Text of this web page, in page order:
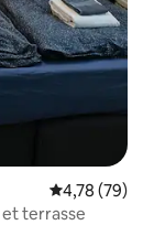
Évaluation
4,78 (79)
terrasse